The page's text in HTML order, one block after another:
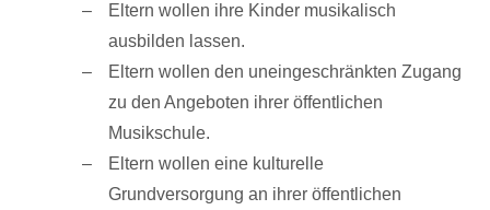
Eltern wollen ihre Kinder musikalisch
ausbilden lassen.
Eltern wollen den uneingeschränkten Zugang
zu den Angeboten ihrer öffentlichen
Musikschule.
Eltern wollen eine kulturelle
Grundversorgung an ihrer öffentlichen